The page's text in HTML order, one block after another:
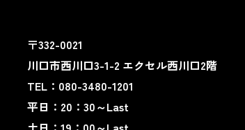
〒332-0021
川口市西川口3-1-2 エクセル西川口2階
TEL：080-3480-1201
平日：20：30～Last